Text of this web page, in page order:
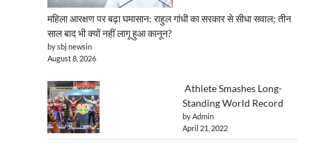
महिला आरक्षण पर बढ़ा घमासान: राहुल गांधी का सरकार से सीधा सवाल; तीन
साल बाद भी क्यों नहीं लागू हुआ कानून?
by sbj newsin
August 8, 2026
Athlete Smashes Long-
Standing World Record
by Admin
April 21, 2022